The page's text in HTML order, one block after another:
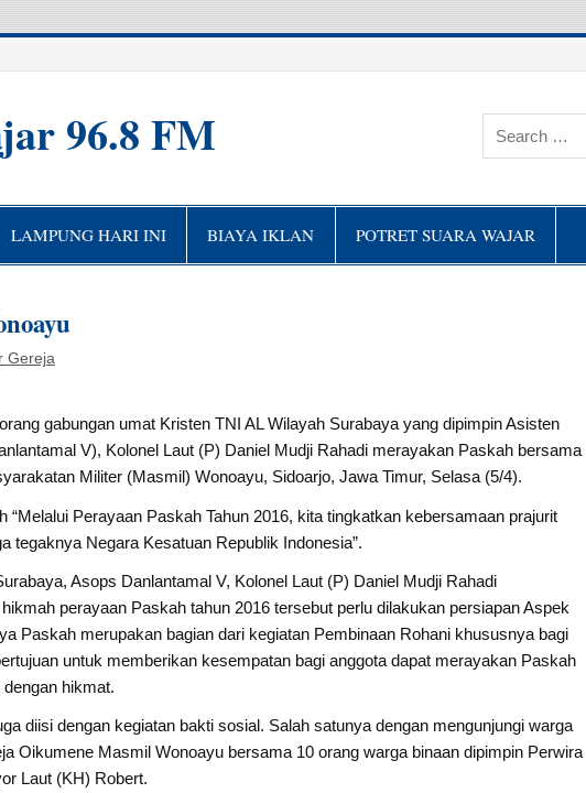
96.8 FM
LAMPUNG HARI INI BIAYA IKLAN POTRET SUARA WAJAR
Gereja
gabungan umat Kristen TNI AL Wilayah Surabaya yang dipimpin Asisten
V), Kolonel Laut (P) Daniel Mudji Rahadi merayakan Paskah bersama
Militer (Masmil) Wonoayu, Sidoarjo, Jawa Timur, Selasa (5/4).
“Melalui Perayaan Paskah Tahun 2016, kita tingkatkan kebersamaan prajurit
tegaknya Negara Kesatuan Republik Indonesia”.
Asops Danlantamal V, Kolonel Laut (P) Daniel Mudji Rahadi
perayaan Paskah tahun 2016 tersebut perlu dilakukan persiapan Aspek
Paskah merupakan bagian dari kegiatan Pembinaan Rohani khususnya bagi
untuk memberikan kesempatan bagi anggota dapat merayakan Paskah
hikmat.
diisi dengan kegiatan bakti sosial. Salah satunya dengan mengunjungi warga
Oikumene Masmil Wonoayu bersama 10 orang warga binaan dipimpin Perwira
Laut (KH) Robert.